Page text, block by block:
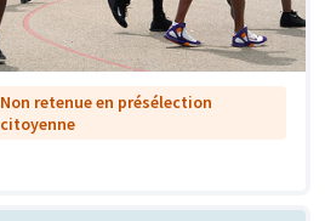
Non retenue en présélection
citoyenne